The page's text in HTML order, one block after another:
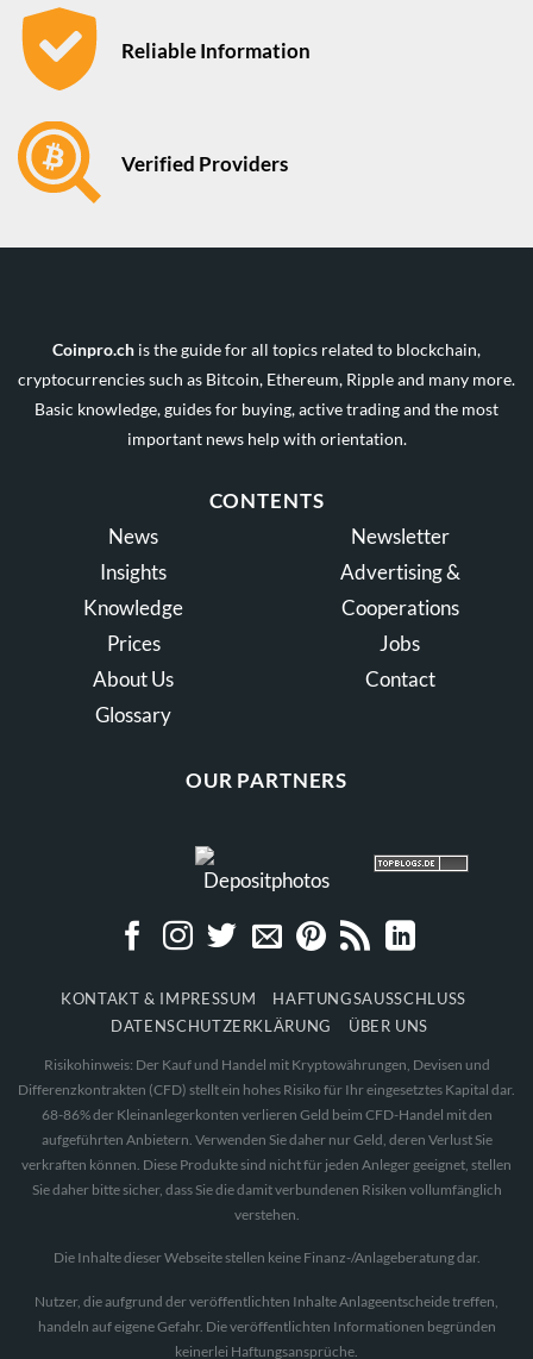
Reliable Information
Verified Providers
Coinpro.ch is the guide for all topics related to blockchain,
cryptocurrencies such as Bitcoin, Ethereum, Ripple and many more.
Basic knowledge, guides for buying, active trading and the most
important news help with orientation.
CONTENTS
News
Insights
Knowledge
Prices
About Us
Glossary
Newsletter
Advertising &
Cooperations
Jobs
Contact
OUR PARTNERS
KONTAKT & IMPRESSUM
HAFTUNGSAUSSCHLUSS
DATENSCHUTZERKLÄRUNG
ÜBER UNS
Risikohinweis: Der Kauf und Handel mit Kryptowährungen, Devisen und
Differenzkontrakten (CFD) stellt ein hohes Risiko für Ihr eingesetztes Kapital dar.
68-86% der Kleinanlegerkonten verlieren Geld beim CFD-Handel mit den
aufgeführten Anbietern. Verwenden Sie daher nur Geld, deren Verlust Sie
verkraften können. Diese Produkte sind nicht für jeden Anleger geeignet, stellen
Sie daher bitte sicher, dass Sie die damit verbundenen Risiken vollumfänglich
verstehen.
Die Inhalte dieser Webseite stellen keine Finanz-/Anlageberatung dar.
Nutzer, die aufgrund der veröffentlichten Inhalte Anlageentscheide treffen,
handeln auf eigene Gefahr. Die veröffentlichten Informationen begründen
keinerlei Haftungsansprüche.